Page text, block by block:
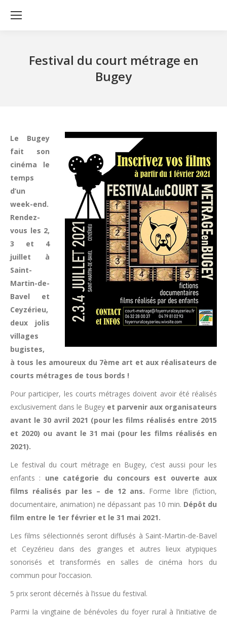
Festival du court métrage en
Bugey
Le Bugey
fait son
cinéma le
temps
d’un
week-end.
Rendez-
vous les 2,
3 et 4
juillet à
Saint-
Martin-de-
Bavel et
Ceyzérieu,
deux jolis
villages
bugistes,
à tous les amoureux du 7ème art et aux réalisateurs de
courts métrages de tous bords !
Pour participer, les courts métrages doivent avoir été réalisés
exclusivement dans le Bugey et parvenir aux organisateurs
avant le 30 avril 2021 (pour les films réalisés entre 2015
et 2020) ou avant le 31 mai (pour les films réalisés en
2021).
Le festival du court métrage en Bugey, c’est aussi pour les
enfants : une catégorie du concours est ouverte aux
films réalisés par les – de 12 ans. Forme libre (fiction,
documentaire, animation) ne dépassant pas 10 min. Dépôt du
film entre le 1er février et le 31 mai 2021.
Les films sélectionnés seront diffusés à Saint-Martin-de-Bavel
et Ceyzérieu dans des granges et autres lieux atypiques
sonorisés et transformés en salles de cinéma hors du
commun pour l’occasion.
5 prix seront décernés à l’issue du festival.
Parmi la vingtaine de bénévoles du foyer rural à l’initiative de